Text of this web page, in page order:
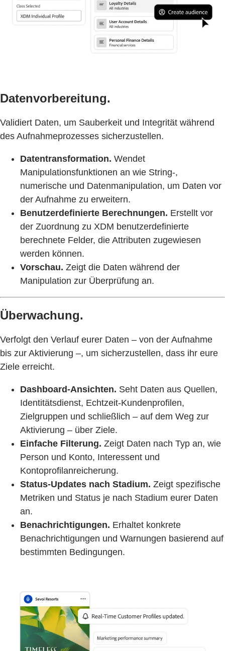
Datenvorbereitung.
Validiert Daten, um Sauberkeit und Integrität während
des Aufnahmeprozesses sicherzustellen.
Datentransformation. Wendet
Manipulationsfunktionen an wie String-,
numerische und Datenmanipulation, um Daten vor
der Aufnahme zu erweitern.
Benutzerdefinierte Berechnungen. Erstellt vor
der Zuordnung zu XDM benutzerdefinierte
berechnete Felder, die Attributen zugewiesen
werden können.
Vorschau. Zeigt die Daten während der
Manipulation zur Überprüfung an.
Überwachung.
Verfolgt den Verlauf eurer Daten – von der Aufnahme
bis zur Aktivierung –, um sicherzustellen, dass ihr eure
Ziele erreicht.
Dashboard-Ansichten. Seht Daten aus Quellen,
Identitätsdienst, Echtzeit-Kundenprofilen,
Zielgruppen und schließlich – auf dem Weg zur
Aktivierung – über Ziele.
Einfache Filterung. Zeigt Daten nach Typ an, wie
Person und Konto, Interessent und
Kontoprofilanreicherung.
Status-Updates nach Stadium. Zeigt spezifische
Metriken und Status je nach Stadium eurer Daten
an.
Benachrichtigungen. Erhaltet konkrete
Benachrichtigungen und Warnungen basierend auf
bestimmten Bedingungen.